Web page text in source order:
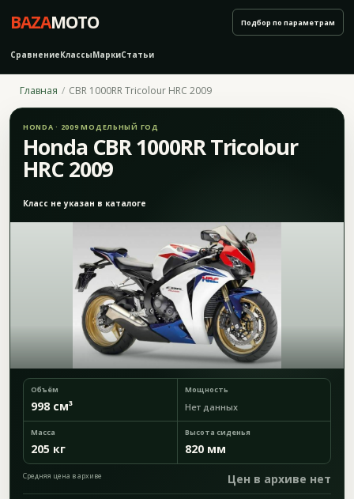
BAZAMOTO
СравнениеКлассыМаркиСтатьи
Подбор по параметрам
Главная CBR 1000RR Tricolour HRC 2009
HONDA · 2009 МОДЕЛЬНЫЙ ГОД
Honda CBR 1000RR Tricolour
HRC 2009
Класс не указан в каталоге
Объём
998 см³
Мощность
Нет данных
Масса
205 кг
Высота сиденья
820 мм
Средняя цена в архиве Цен в архиве нет